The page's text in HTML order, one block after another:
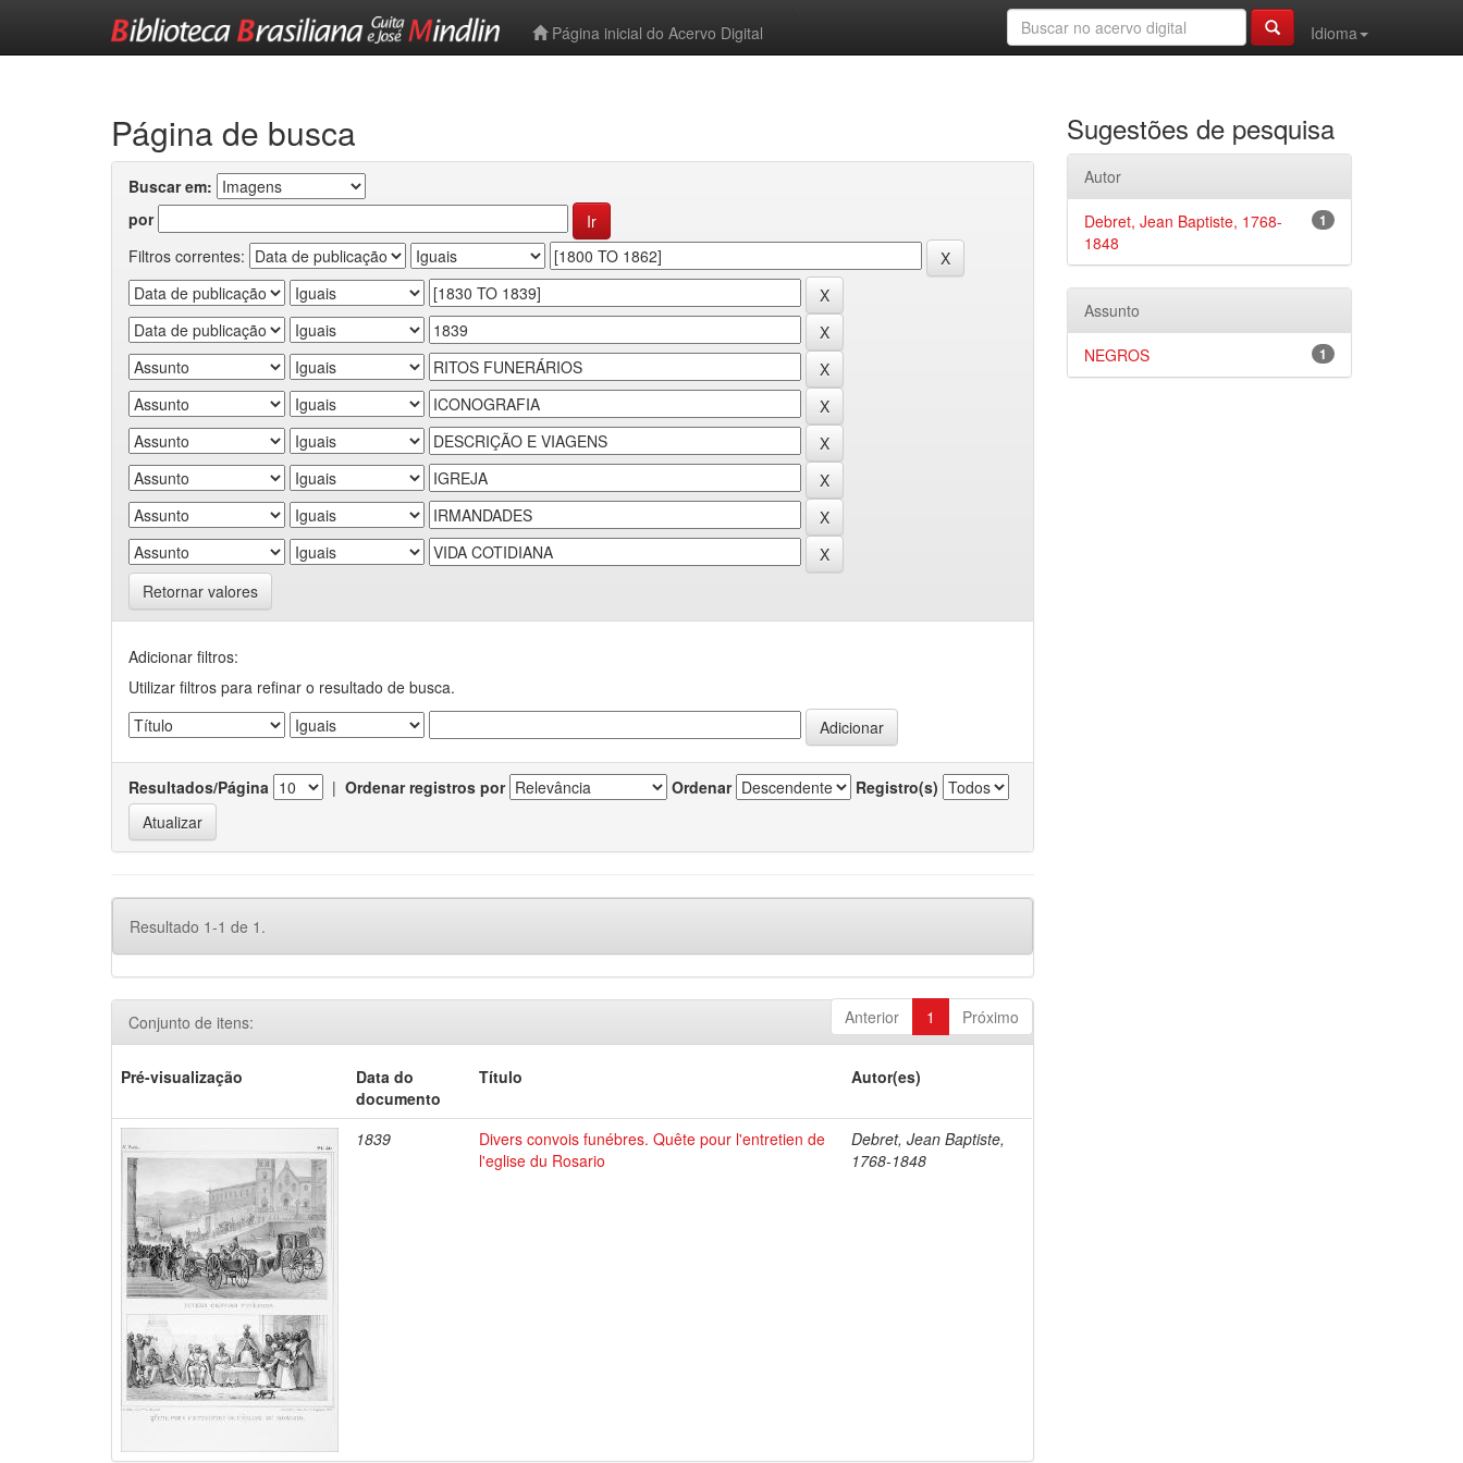
Página inicial do Acervo Digital
Idioma
Página de busca
Buscar em:
por
Filtros correntes:
Retornar valores
Adicionar filtros:
Utilizar filtros para refinar o resultado de busca.
Resultados/Página | Ordenar registros por Ordenar Registro(s)
Resultado 1-1 de 1.
Anterior 1 Próximo
Conjunto de itens:
Pré-visualização
Data do
documento
Título Autor(es)
1839
Divers convois funébres. Quête pour l'entretien de
l'eglise du Rosario
Debret, Jean Baptiste,
1768-1848
Sugestões de pesquisa
Autor
1
Debret, Jean Baptiste, 1768-
1848
Assunto
1
NEGROS